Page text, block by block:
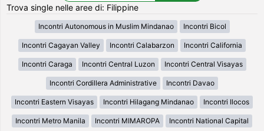
Trova single nelle aree di: Filippine
Incontri Autonomous in Muslim Mindanao Incontri Bicol
Incontri Cagayan Valley Incontri Calabarzon Incontri California
Incontri Caraga Incontri Central Luzon Incontri Central Visayas
Incontri Cordillera Administrative Incontri Davao
Incontri Eastern Visayas Incontri Hilagang Mindanao Incontri Ilocos
Incontri Metro Manila Incontri MIMAROPA Incontri National Capital